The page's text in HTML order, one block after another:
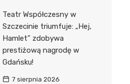
Teatr Współczesny w
Szczecinie triumfuje: „Hej,
Hamlet” zdobywa
prestiżową nagrodę w
Gdańsku!
7 sierpnia 2026